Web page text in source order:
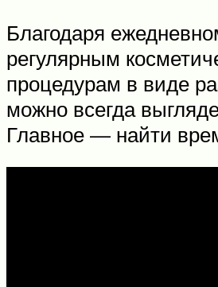
Благодаря
регулярным
процедурам в виде
можно всегда
Главное — найти